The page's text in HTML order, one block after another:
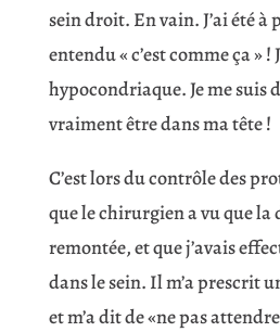
sein droit. En vain. J’ai été à
entendu « c’est comme ça »
hypocondriaque. Je me suis
vraiment être dans ma tête !
C’est lors du contrôle des
que le chirurgien a vu que
remontée, et que j’avais
dans le sein. Il m’a prescrit
et m’a dit de «ne pas